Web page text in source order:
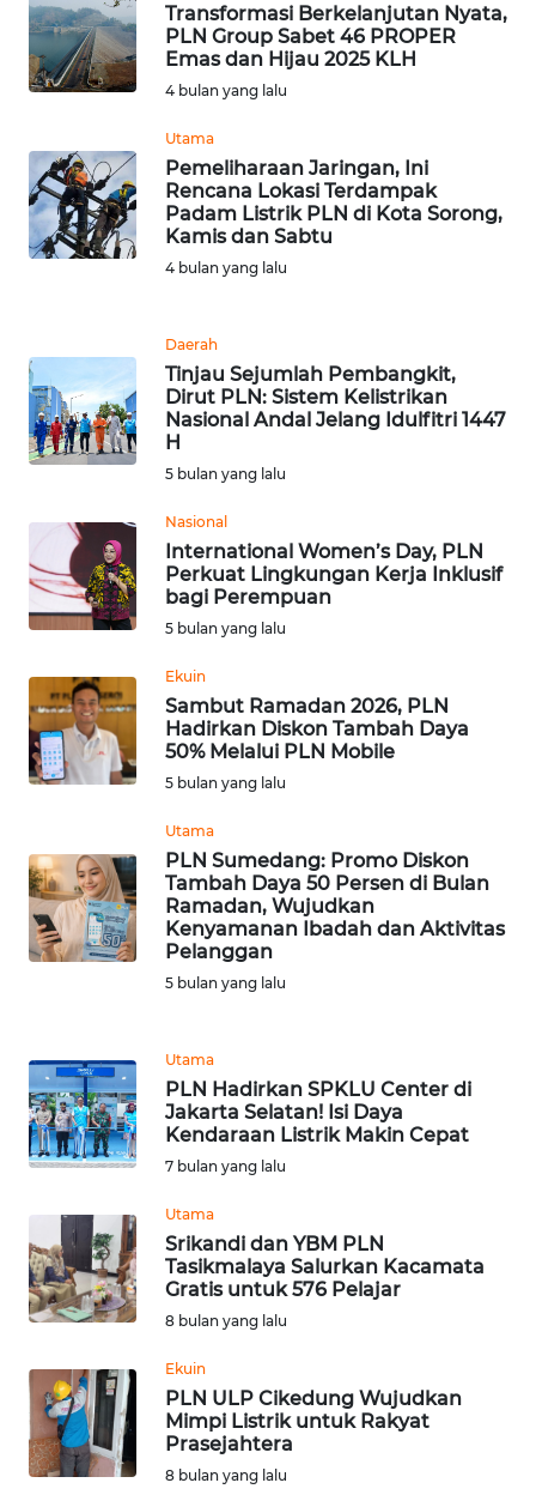
Transformasi Berkelanjutan Nyata,
PLN Group Sabet 46 PROPER
Emas dan Hijau 2025 KLH
4 bulan yang lalu
Utama
Pemeliharaan Jaringan, Ini
Rencana Lokasi Terdampak
Padam Listrik PLN di Kota Sorong,
Kamis dan Sabtu
4 bulan yang lalu
Daerah
Tinjau Sejumlah Pembangkit,
Dirut PLN: Sistem Kelistrikan
Nasional Andal Jelang Idulfitri 1447
H
5 bulan yang lalu
Nasional
International Women’s Day, PLN
Perkuat Lingkungan Kerja Inklusif
bagi Perempuan
5 bulan yang lalu
Ekuin
Sambut Ramadan 2026, PLN
Hadirkan Diskon Tambah Daya
50% Melalui PLN Mobile
5 bulan yang lalu
Utama
PLN Sumedang: Promo Diskon
Tambah Daya 50 Persen di Bulan
Ramadan, Wujudkan
Kenyamanan Ibadah dan Aktivitas
Pelanggan
5 bulan yang lalu
Utama
PLN Hadirkan SPKLU Center di
Jakarta Selatan! Isi Daya
Kendaraan Listrik Makin Cepat
7 bulan yang lalu
Utama
Srikandi dan YBM PLN
Tasikmalaya Salurkan Kacamata
Gratis untuk 576 Pelajar
8 bulan yang lalu
Ekuin
PLN ULP Cikedung Wujudkan
Mimpi Listrik untuk Rakyat
Prasejahtera
8 bulan yang lalu
WN
JAMBI
SULTRA
WN
NTB
WN
SULBAR
BABEL
WN
SUMBAR
SUMSEL
WN
BENGKULU
LAMPUNG
WN
JATENG
WN
JOGJA
JATIM
WN
BALI
WN
KALBAR
WN